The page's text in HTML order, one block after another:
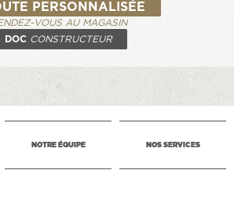
PERSONNALISÉE
VOUS AU MAGASIN
DOC CONSTRUCTEUR
NOTRE ÉQUIPE NOS SERVICES